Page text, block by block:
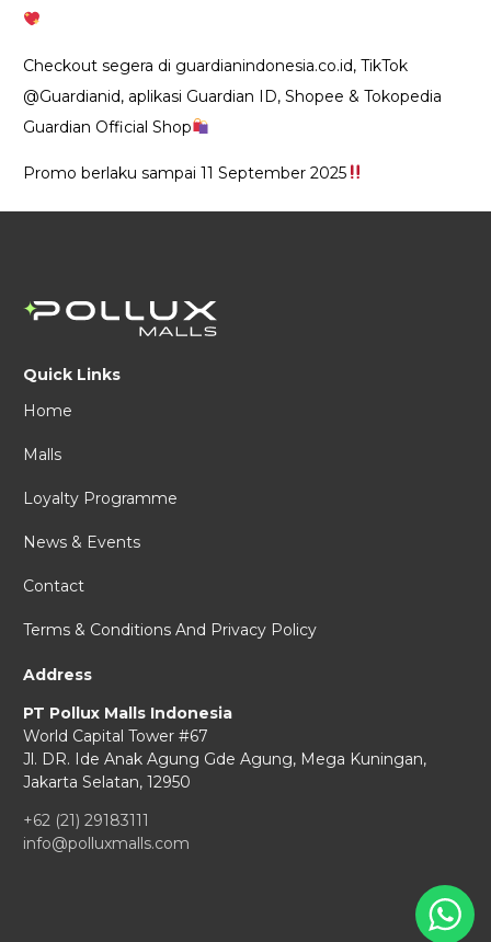
Checkout segera di guardianindonesia.co.id, TikTok
@Guardianid, aplikasi Guardian ID, Shopee & Tokopedia
Guardian Official Shop
Promo berlaku sampai 11 September 2025
Quick Links
Home
Malls
Loyalty Programme
News & Events
Contact
Terms & Conditions And Privacy Policy
Address
PT Pollux Malls Indonesia
World Capital Tower #67
Jl. DR. Ide Anak Agung Gde Agung, Mega Kuningan,
Jakarta Selatan, 12950
+62 (21) 29183111
info@polluxmalls.com